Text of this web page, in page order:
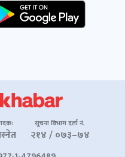
सूचना विभाग दर्ता नं.
२१४ / ०७३–७४